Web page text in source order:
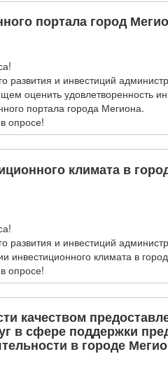
портала город
развития и инвестиций
оценить удовлетворенность
портала города Мегиона.
опросе!
климата в
развития и инвестиций
инвестиционного климата в
опросе!
качеством
в сфере поддержки
в городе